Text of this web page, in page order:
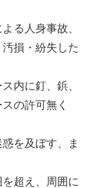
る人身事故、
損・紛失した
内に釘、鋲、
の許可無く
を及ぼす、ま
超え、周囲に